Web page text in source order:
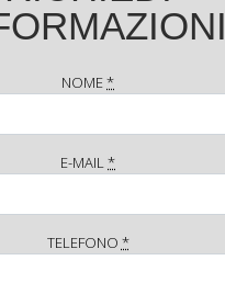
NOME*
E-MAIL *
TELEFONO *